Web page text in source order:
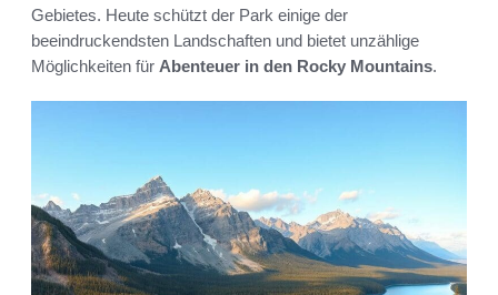
Gebietes. Heute schützt der Park einige der
beeindruckendsten Landschaften und bietet unzählige
Möglichkeiten für Abenteuer in den Rocky Mountains.